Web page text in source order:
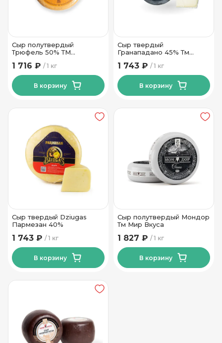
Сыр полутвердый
Трюфель 50% ТМ
1 кг
1 716 ₽
В корзину
Сыр твердый
Гранападано 45% Тм
1 кг
1 743 ₽
В корзину
Сыр твердый Dziugas
Пармезан 40%
1 кг
1 743 ₽
В корзину
Сыр полутвердый Мондор
Тм Мир Вкуса
1 кг
1 827 ₽
В корзину